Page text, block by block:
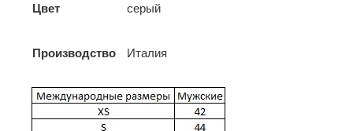
Цвет серый
Производство Италия